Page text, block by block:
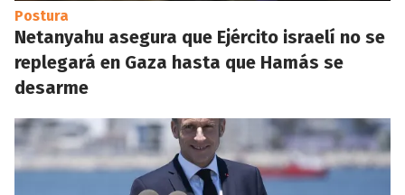
Postura
Netanyahu asegura que Ejército israelí no se
replegará en Gaza hasta que Hamás se
desarme